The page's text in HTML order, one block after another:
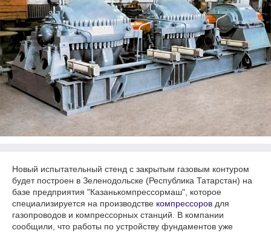
Новый испытательный стенд с закрытым газовым контуром
будет построен в Зеленодольске (Республика Татарстан) на
базе предприятия "Казанькомпрессормаш", которое
специализируется на производстве компрессоров для
газопроводов и компрессорных станций. В компании
сообщили, что работы по устройству фундаментов уже